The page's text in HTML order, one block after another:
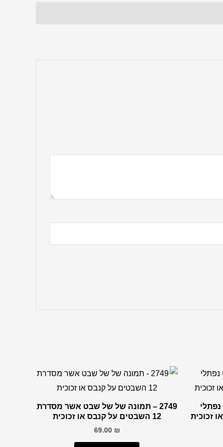
נפתלי
2749 – תמונה של של שבט אשר מסדרת
12 השבטים על קנבס או זכוכית
69.00 ₪